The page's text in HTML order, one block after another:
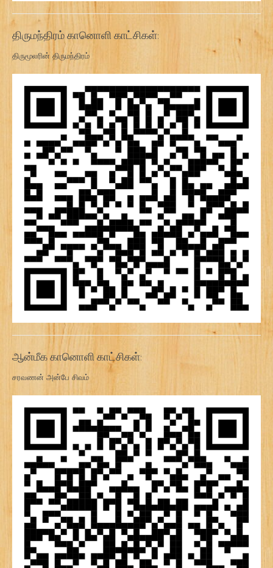
திருமந்திரம் கானொளி காட்சிகள்:
திருமூலரின் திருமந்திரம்
ஆன்மீக கானொளி காட்சிகள்:
சரவணன் அன்பே சிவம்